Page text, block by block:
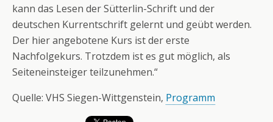
kann das Lesen der Sütterlin-Schrift und der
deutschen Kurrentschrift gelernt und geübt werden.
Der hier angebotene Kurs ist der erste
Nachfolgekurs. Trotzdem ist es gut möglich, als
Seiteneinsteiger teilzunehmen.“
Quelle: VHS Siegen-Wittgenstein, Programm